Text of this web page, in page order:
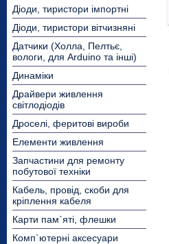
Діоди, тиристори імпортні
Діоди, тиристори вітчизняні
Датчики (Холла, Пелтьє,
вологи, для Arduino та інші)
Динаміки
Драйвери живлення
світлодіодів
Дроселі, феритові вироби
Елементи живлення
Запчастини для ремонту
побутової техніки
Кабель, провід, скоби для
кріплення кабеля
Карти пам`яті, флешки
Комп`ютерні аксесуари